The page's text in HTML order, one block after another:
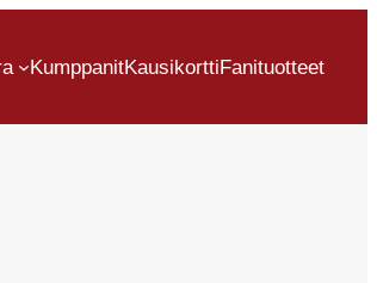
KumppanitKausikorttiFanituotteet